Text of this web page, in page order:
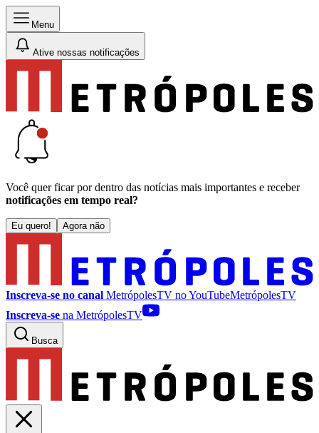
Menu
Ative nossas notificações
Você quer ficar por dentro das notícias mais importantes e receber
notificações em tempo real?
Eu quero! Agora não
Inscreva-se no canal MetrópolesTV noYouTubeMetrópolesTV
Inscreva-se na MetrópolesTV
Busca